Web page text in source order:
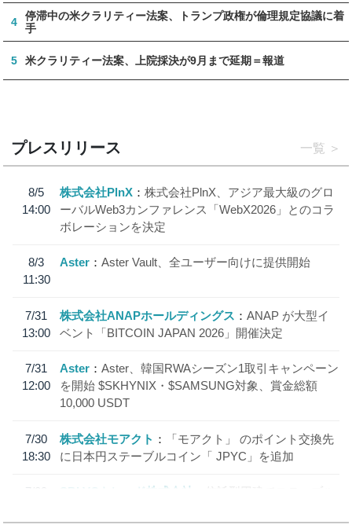
4
停滞中の米クラリティー法案、トランプ政権が倫理規定協議に着
手
5 米クラリティー法案、上院採決が9月まで延期＝報道
プレスリリース 一覧
8/5
14:00
株式会社PlnX
株式会社PlnX、アジア最大級のグロ
ーバルWeb3カンファレンス「WebX2026」とのコラ
ボレーションを決定
8/3
11:30
Aster Aster Vault、全ユーザー向けに提供開始
7/31
13:00
株式会社ANAPホールディングス
ANAP が大型イ
ベント「BITCOIN JAPAN 2026」開催決定
7/31
12:00
Aster
Aster、韓国RWAシーズン1取引キャンペーン
を開始 $SKHYNIX・$SAMSUNG対象、賞金総額
10,000 USDT
7/30
18:30
株式会社モアクト
「モアクト」 のポイント交換先
に日本円ステーブルコイン「 JPYC」を追加
7/29
SBI VCトレード株式会社
信託型円建てステーブル